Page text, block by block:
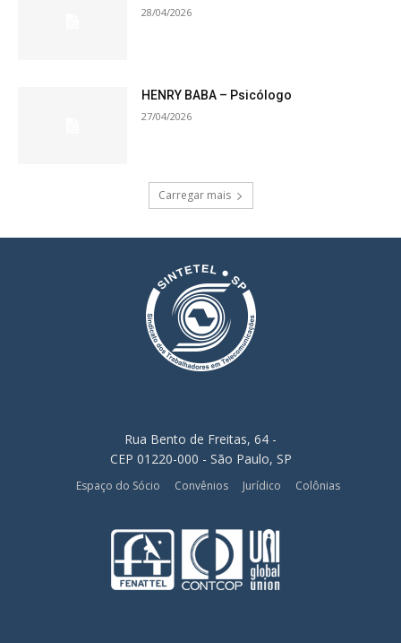
28/04/2026
HENRY BABA – Psicólogo
27/04/2026
Carregar mais
Rua Bento de Freitas, 64 -
CEP 01220-000 - São Paulo, SP
Espaço do Sócio Convênios Jurídico Colônias